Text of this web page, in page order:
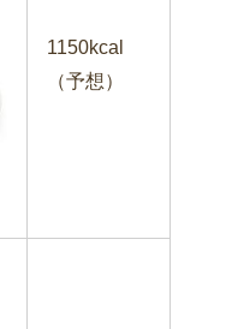
1150kcal
（予想）